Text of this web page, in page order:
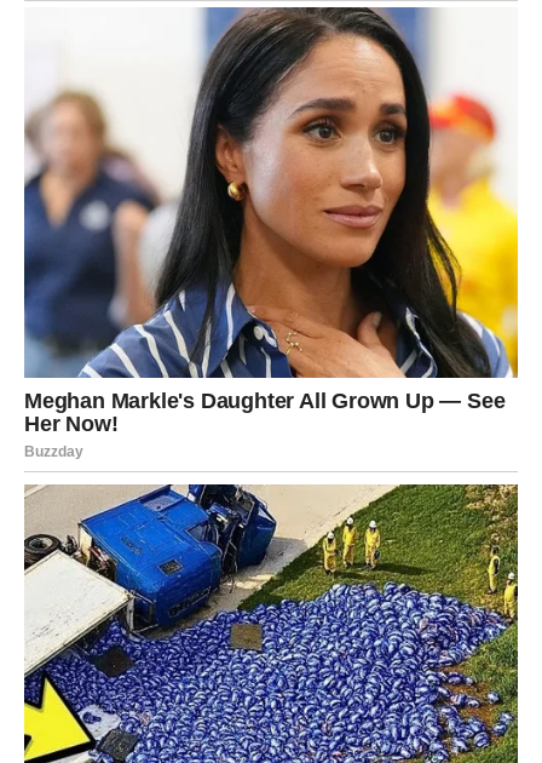
Veliki završetak jednog
sudbinskog poglavlja
Istina izlazi na površinu
Pred kraj ovog snažnog karmičkog talasa, mnoge stvari
postaju jasnije nego ikada. Situacije koje su dugo bile
zamršene počinju da se raspetljavaju. Vage će dobiti
odgovore na pitanja koja su ih dugo mučila.
Neki odnosi dobijaju konačan oblik – bilo kroz jačanje
veze ili kroz definitivno udaljavanje. Ono što je najvažnije
jeste da više nema prostora za iluzije.
Istina postaje temelj za naredni period života.